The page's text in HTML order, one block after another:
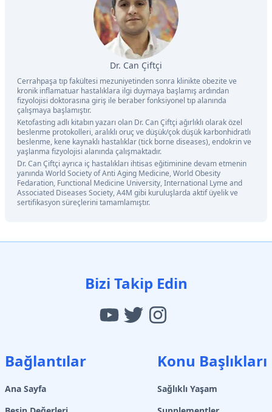
Dr. Can Çiftçi
Cerrahpaşa tıp fakültesi mezuniyetinden sonra klinikte obezite ve
kronik inflamatuar hastalıklara ilgi duymaya başlamış ardından
fizyolojisi doktorasına giriş ile beraber fonksiyonel tıp alanında
çalışmaya başlamıştır.
Ketofasting adlı kitabın yazarı olan Dr. Can Çiftçi ağırlıklı olarak özel
beslenme protokolleri, aralıklı oruç ve düşük/çok düşük karbonhidratlı
beslenme, kene kaynaklı hastalıklar (tick borne diseases), endokrin ve
yaşlanma fizyolojisi alanında çalışmaktadır.
Dr. Can Çiftçi ayrıca iç hastalıkları ihtisas eğitiminine devam etmenin
yanında World Society of Anti Aging Medicine, World Obesity
Fedaration, Functional Medicine University, International Lyme and
Associated Diseases Society, A4M gibi kuruluşlarda aktif üyelik ve
sertifikasyon süreçlerini tamamlamıştır.
Bizi Takip Edin
Bağlantılar
Ana Sayfa
Konu Başlıkları
Sağlıklı Yaşam